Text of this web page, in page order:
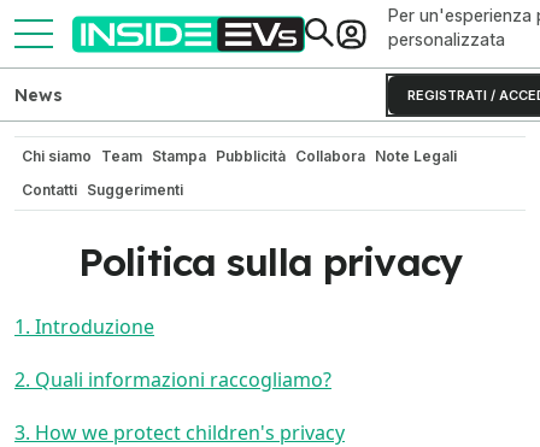
Per un'esperienza
personalizzata
REGISTRATI /
News
Chi siamo Team Stampa Pubblicità Collabora Note Legali
Contatti Suggerimenti
Politica sulla privacy
1. Introduzione
2. Quali informazioni raccogliamo?
3. How we protect children's privacy